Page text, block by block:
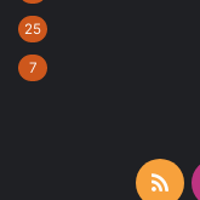
25
7
انستقرامملخص